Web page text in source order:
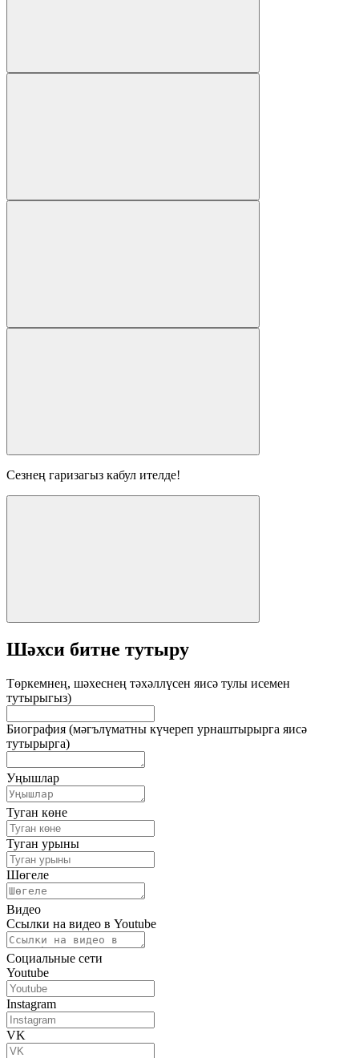
Сезнең гаризагыз кабул ителде!
Шәхси битне тутыру
Төркемнең, шәхеснең тәхәллүсен яисә тулы исемен
тутырыгыз)
Биография (мәгълүматны күчереп урнаштырырга яисә
тутырырга)
Уңышлар
Туган көне
Туган урыны
Шөгеле
Видео
Ссылки на видео в Youtube
Социальные сети
Youtube
Instagram
VK